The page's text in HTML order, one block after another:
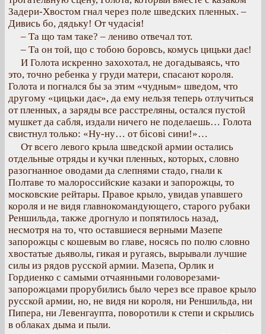
Задери-Хвостом гнал через поле шведских пленных. –
Дивись бо, дядьку! От чудасія!
– Та що там таке? – лениво отвечал тот.
– Та он той, що с тобою боровсь, комусь цицьки дає!
И Голота искренно захохотал, не догадываясь, что
это, точно ребенка у груди матери, спасают короля.
Голота и погнался бы за этим «чудным» шведом, что
другому «цицьки дає», да ему нельзя теперь отлучиться
от пленных, а заряды все расстреляны, остался пустой
мушкет да сабля, издали ничего не поделаешь… Голота
свистнул только: «Ну-ну… от бісові сини!»…
От всего левого крыла шведской армии остались
отдельные отряды и кучки пленных, которых, словно
разогнанное оводами да слепнями стадо, гнали к
Полтаве то малороссийские казаки и запорожцы, то
московские рейтары. Правое крыло, увидав упавшего
короля и не видя главнокомандующего, старого рубаки
Реншильда, также дрогнуло и попятилось назад,
несмотря на то, что оставшиеся верными Мазепе
запорожцы с кошевым во главе, носясь по полю словно
хвостатые дьяволы, гикая и ругаясь, вырывали лучшие
силы из рядов русской армии. Мазепа, Орлик и
Гордиенко с самыми отчаянными головорезами-
запорожцами прорубились было через все правое крыло
русской армии, но, не видя ни короля, ни Реншильда, ни
Пипера, ни Левенгаупта, поворотили к степи и скрылись
в облаках дыма и пыли.